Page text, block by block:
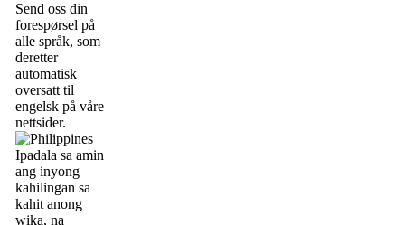
Send oss din
forespørsel på
alle språk, som
deretter
automatisk
oversatt til
engelsk på våre
nettsider.
Ipadala sa amin
ang inyong
kahilingan sa
kahit anong
wika, na